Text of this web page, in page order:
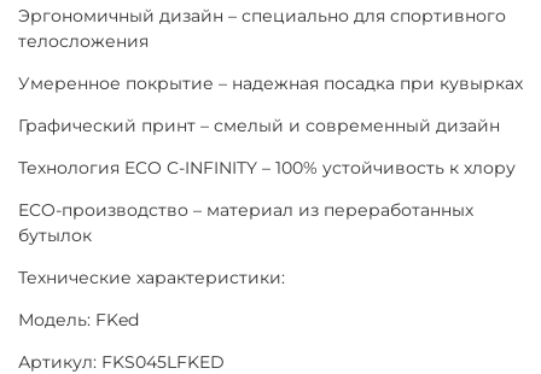
Эргономичный дизайн – специально для спортивного
телосложения
Умеренное покрытие – надежная посадка при кувырках
Графический принт – смелый и современный дизайн
Технология ECO C-INFINITY – 100% устойчивость к хлору
ECO-производство – материал из переработанных
бутылок
Технические характеристики:
Модель: FKed
Артикул: FKS045LFKED